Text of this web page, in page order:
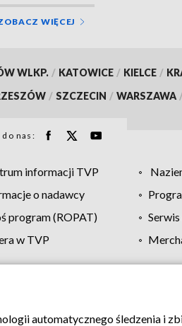
WIĘCEJ
WLKP. / KATOWICE / KIELCE /
/ SZCZECIN / WARSZAWA
do nas:
informacji TVP
o nadawcy
program (ROPAT)
w TVP
Moje zgody Pomoc Biuro
automatycznego śledzenia i